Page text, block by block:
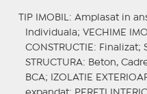
TIP IMOBIL : Amplasat in
Individuala; VECHIME
CONSTRUCTIE : Finalizat;
STRUCTURA: Beton,
BCA;
IZOLATIE